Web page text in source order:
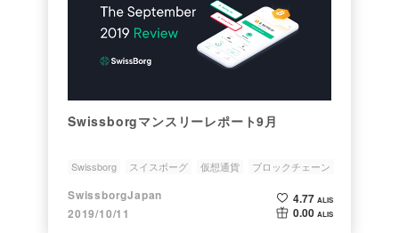
Swissborgマンスリーレポート9月
Swissborg スイスボーグ 仮想通貨
ブロックチェーン
金融
SwissborgJapan
2019/10/11
4.77 ALIS
0.00 ALIS